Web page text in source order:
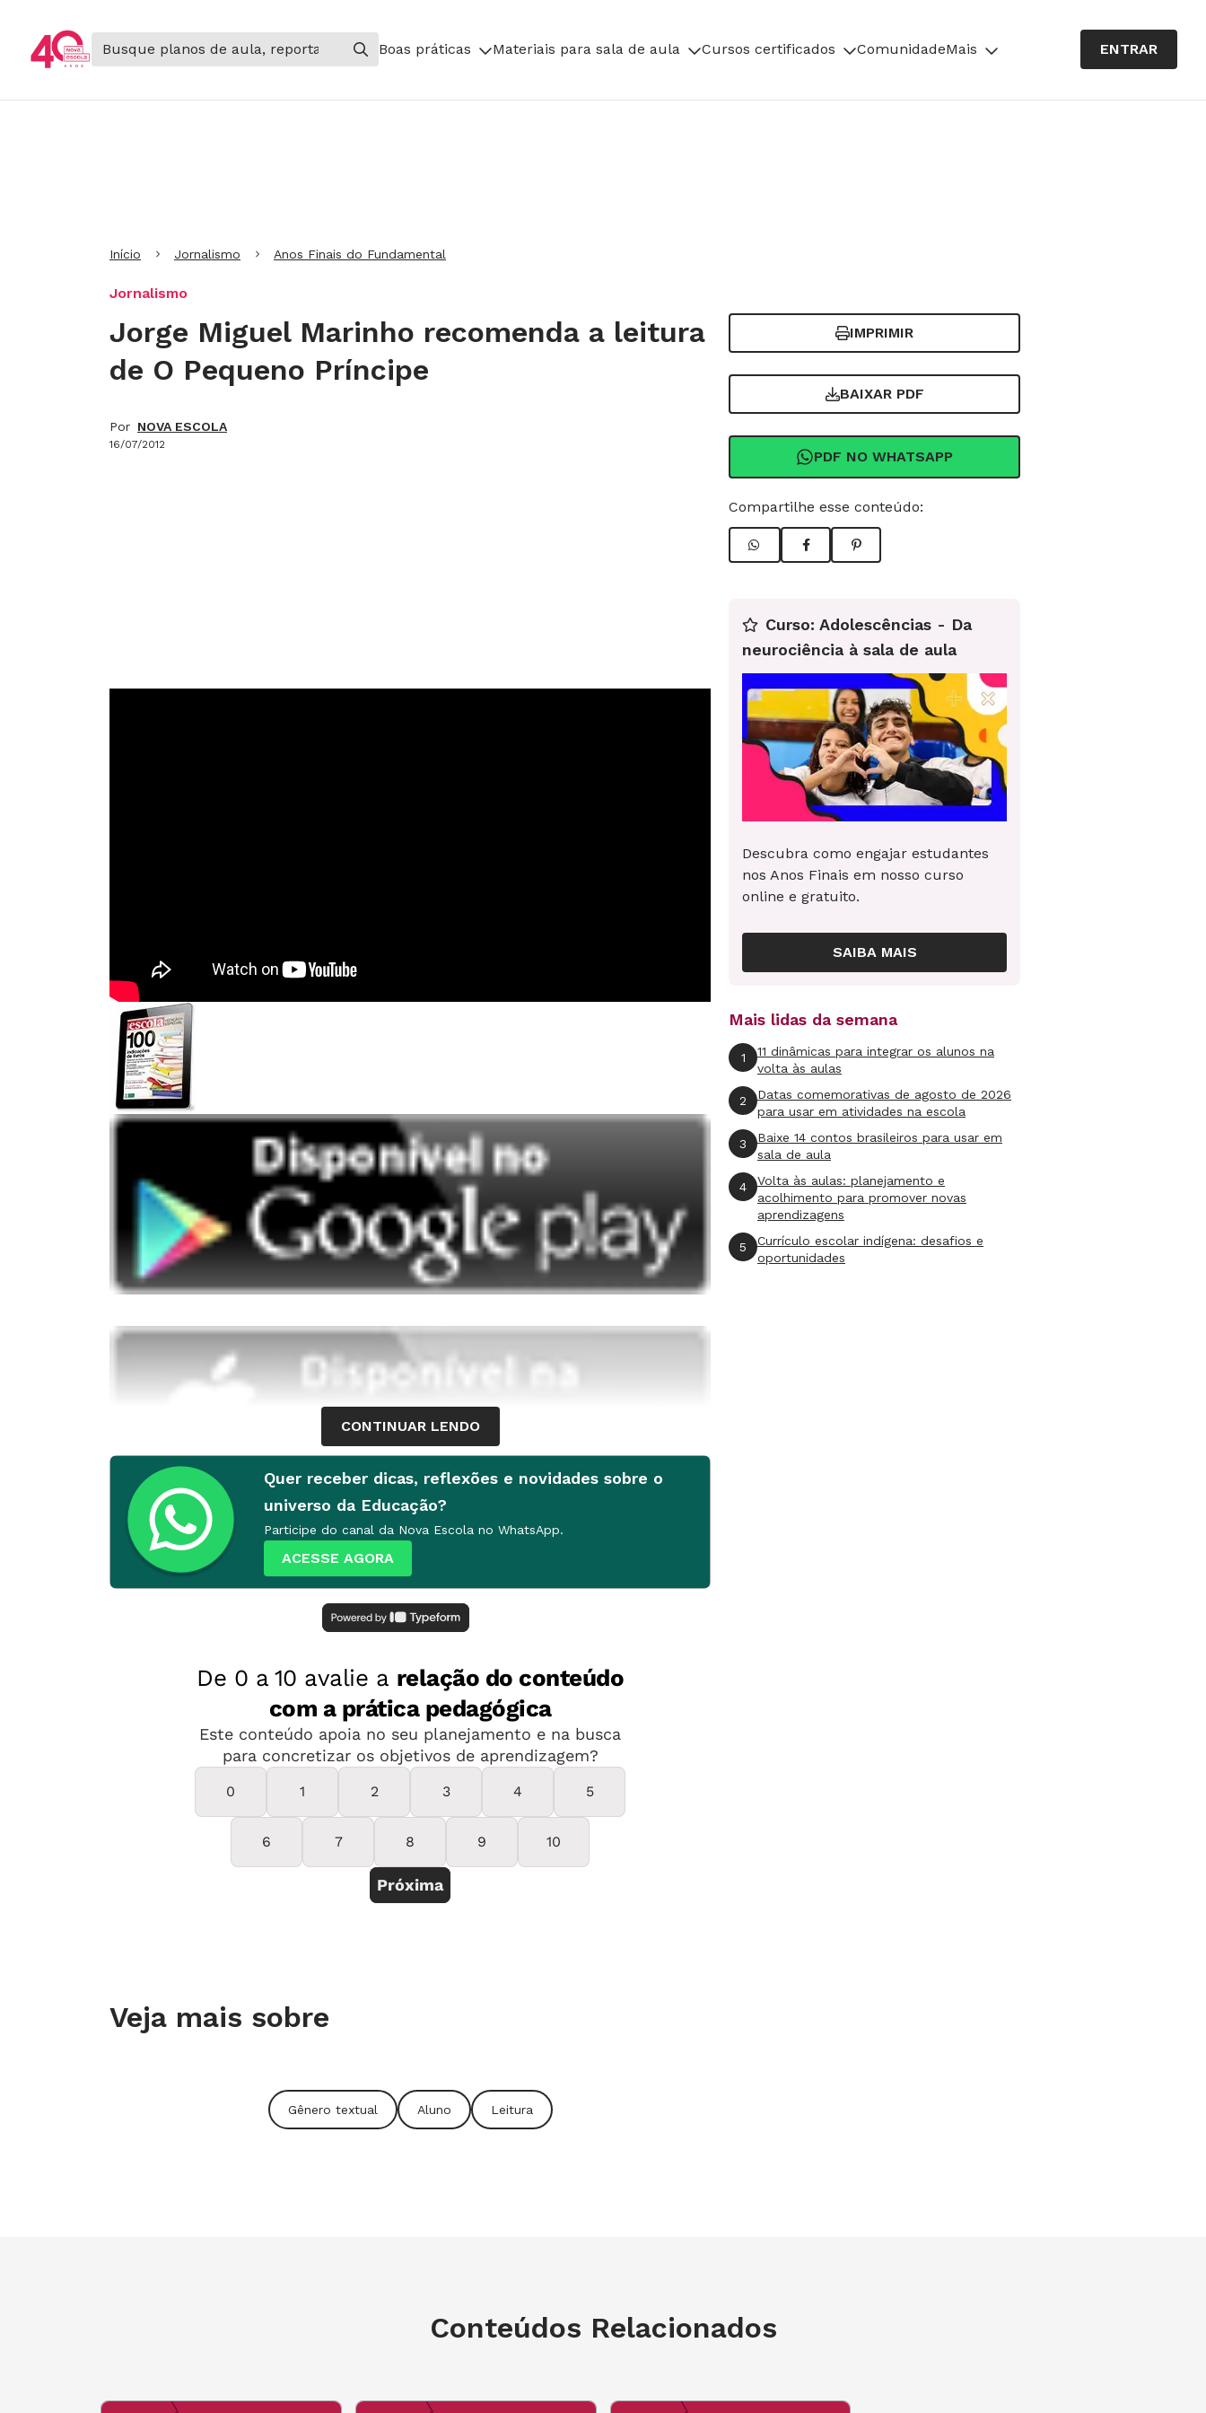
Boas práticas Materiais para sala de aula Cursos certificados ComunidadeMais ENTRAR
Início Jornalismo Anos Finais do Fundamental
Jornalismo
Jorge Miguel Marinho recomenda a leitura
de O Pequeno Príncipe
Por NOVA ESCOLA
16/07/2012
IMPRIMIR
BAIXAR PDF
PDF NO WHATSAPP
Compartilhe esse conteúdo:
O escritor, professor e roteirista Jorge Miguel Marinho recomenda a leitura de 'O
Pequeno Príncipe', de Antoine de Saint-Exupéry. Ele explica por que considera
este um livro imperdível e conta como teve contato com o livro pela primeira vez.
CONTINUAR LENDO
Quer receber dicas, reflexões e novidades sobre o
universo da Educação?
Participe do canal da Nova Escola no WhatsApp.
ACESSE AGORA
Veja mais sobre
Gênero textual Aluno Leitura
Curso: Adolescências - Da
neurociência à sala de aula
Descubra como engajar estudantes
nos Anos Finais em nosso curso
online e gratuito.
SAIBA MAIS
Mais lidas da semana
1
11 dinâmicas para integrar os alunos na
volta às aulas
2
Datas comemorativas de agosto de 2026
para usar em atividades na escola
3
Baixe 14 contos brasileiros para usar em
sala de aula
4
Volta às aulas: planejamento e
acolhimento para promover novas
aprendizagens
5
Currículo escolar indígena: desafios e
oportunidades
Conteúdos Relacionados